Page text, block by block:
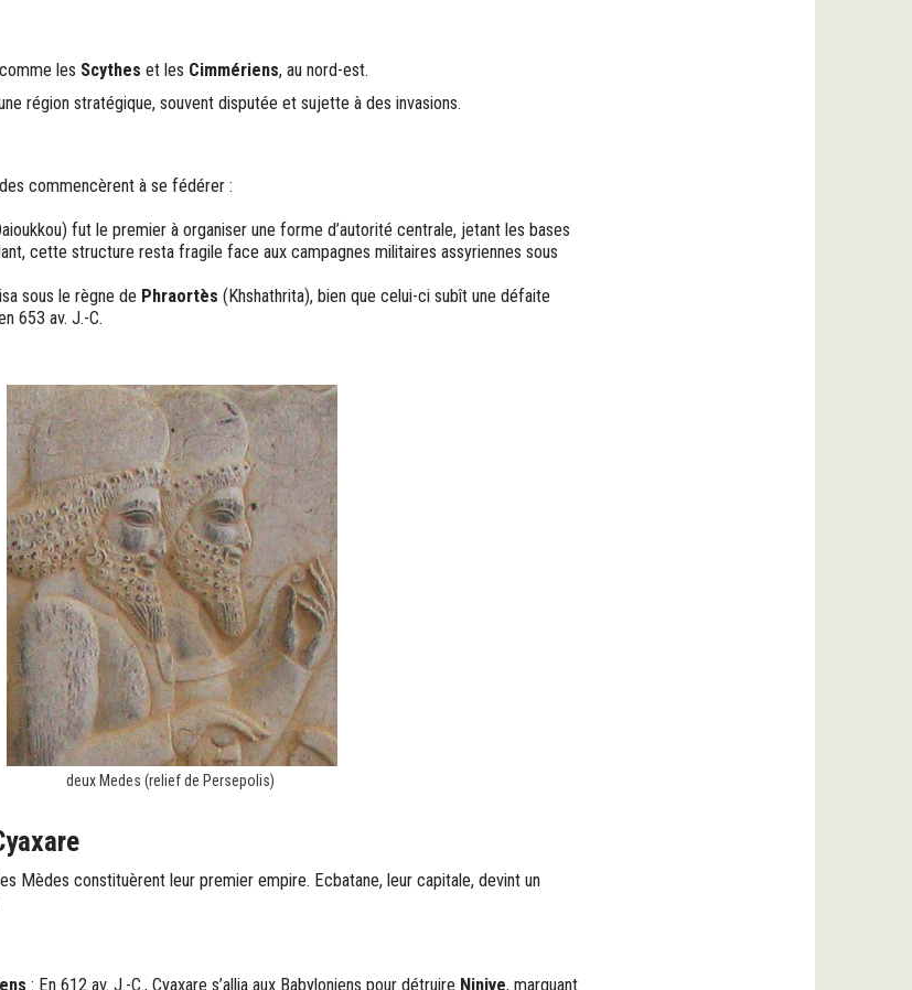
les Scythes et les Cimmériens, au nord-est.
région stratégique, souvent disputée et sujette à des invasions.
commencèrent à se fédérer :
fut le premier à organiser une forme d’autorité centrale, jetant les bases
cette structure resta fragile face aux campagnes militaires assyriennes sous
sous le règne de Phraortès (Khshathrita), bien que celui-ci subît une défaite
653 av. J.-C.
deux Medes (relief de Persepolis)
Mèdes constituèrent leur premier empire. Ecbatane, leur capitale, devint un
: En 612 av. J.-C., Cyaxare s’allia aux Babyloniens pour détruire Ninive, marquant